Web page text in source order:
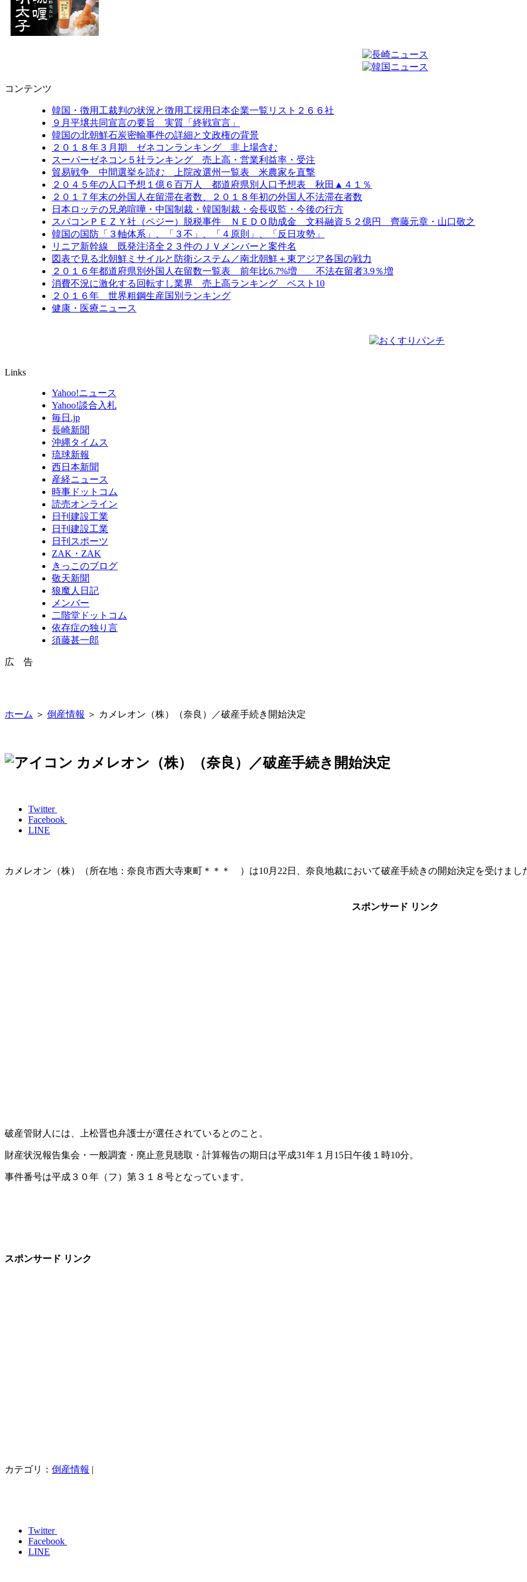
コンテンツ
韓国・徴用工裁判の状況と徴用工採用日本企業一覧リスト２６６社
９月平壌共同宣言の要旨 実質「終戦宣言」
韓国の北朝鮮石炭密輸事件の詳細と文政権の背景
２０１８年３月期 ゼネコンランキング 非上場含む
スーパーゼネコン５社ランキング 売上高・営業利益率・受注
貿易戦争 中間選挙を読む 上院改選州一覧表 米農家を直撃
２０４５年の人口予想１億６百万人 都道府県別人口予想表 秋田▲４１％
２０１７年末の外国人在留滞在者数、２０１８年初の外国人不法滞在者数
日本ロッテの兄弟喧嘩・中国制裁・韓国制裁・会長収監・今後の行方
スパコンＰＥＺＹ社（ペジー）脱税事件 ＮＥＤＯ助成金 文科融資５２億円 齊藤元章・山口敬之
韓国の国防「３軸体系」、「３不」、「４原則」、「反日攻勢」
リニア新幹線 既発注済全２３件のＪＶメンバーと案件名
図表で見る北朝鮮ミサイルと防衛システム／南北朝鮮＋東アジア各国の戦力
２０１６年都道府県別外国人在留数一覧表 前年比6.7%増 不法在留者3.9％増
消費不況に激化する回転すし業界 売上高ランキング ベスト10
２０１６年 世界粗鋼生産国別ランキング
健康・医療ニュース
Links
Yahoo!ニュース
Yahoo!談合入札
毎日.jp
長崎新聞
沖縄タイムス
琉球新報
西日本新聞
産経ニュース
時事ドットコム
読売オンライン
日刊建設工業
日刊建設工業
日刊スポーツ
ZAK・ZAK
きっこのブログ
敬天新聞
狼魔人日記
メンバー
二階堂ドットコム
依存症の独り言
須藤甚一郎
広 告
ホーム ＞ 倒産情報 ＞ カメレオン（株）（奈良）／破産手続き開始決定
カメレオン（株）（奈良）／破産手続き開始決定
Twitter
Facebook
LINE
カメレオン（株）（所在地：奈良市西大寺東町＊＊＊ ）は10月22日、奈良地裁において破産手続きの開始決定を受けまし
スポンサード リンク
破産管財人には、上松晋也弁護士が選任されているとのこと。
財産状況報告集会・一般調査・廃止意見聴取・計算報告の期日は平成31年１月15日午後１時10分。
事件番号は平成３０年（フ）第３１８号となっています。
スポンサード リンク
カテゴリ： 倒産情報 |
Twitter
Facebook
LINE